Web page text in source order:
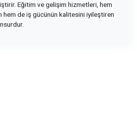
Eğitim ve gelişim hizmetleri, hem
hem de iş gücünün kalitesini iyileştiren